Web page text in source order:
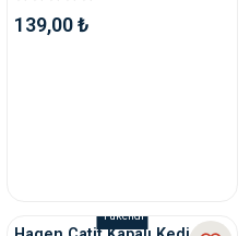
139,00 ₺
Tükendi